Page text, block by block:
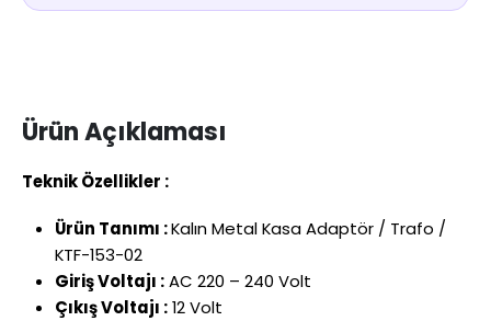
Ürün Açıklaması
Teknik Özellikler :
Ürün Tanımı :Kalın Metal Kasa Adaptör / Trafo /
KTF-153-02
Giriş Voltajı :AC 220 – 240 Volt
Çıkış Voltajı :12 Volt